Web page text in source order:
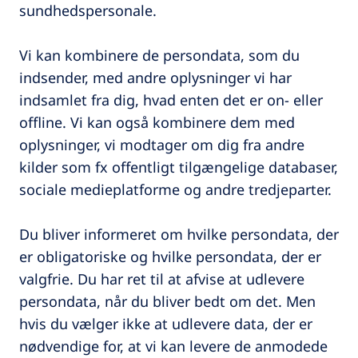
sundhedspersonale.
Vi kan kombinere de persondata, som du
indsender, med andre oplysninger vi har
indsamlet fra dig, hvad enten det er on- eller
offline. Vi kan også kombinere dem med
oplysninger, vi modtager om dig fra andre
kilder som fx offentligt tilgængelige databaser,
sociale medieplatforme og andre tredjeparter.
Du bliver informeret om hvilke persondata, der
er obligatoriske og hvilke persondata, der er
valgfrie. Du har ret til at afvise at udlevere
persondata, når du bliver bedt om det. Men
hvis du vælger ikke at udlevere data, der er
nødvendige for, at vi kan levere de anmodede